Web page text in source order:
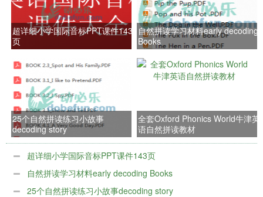
超详细小学国际音标PPT课件143
页
自然拼读学习材料early decoding
Books
25个自然拼读练习小故事
decoding story
全套Oxford Phonics World牛津英
语自然拼读教材
超详细小学国际音标PPT课件143页
自然拼读学习材料early decoding Books
25个自然拼读练习小故事decoding story